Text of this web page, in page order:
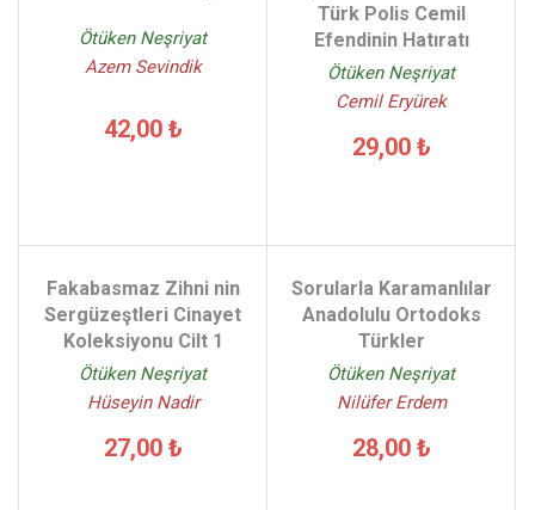
Ötüken Neşriyat
Azem Sevindik
42,00 ₺
Türk Polis Cemil
Efendinin Hatıratı
Ötüken Neşriyat
Cemil Eryürek
29,00 ₺
Fakabasmaz Zihni nin
Sergüzeştleri Cinayet
Koleksiyonu Cilt 1
Ötüken Neşriyat
Hüseyin Nadir
27,00 ₺
Sorularla Karamanlılar
Anadolulu Ortodoks
Türkler
Ötüken Neşriyat
Nilüfer Erdem
28,00 ₺